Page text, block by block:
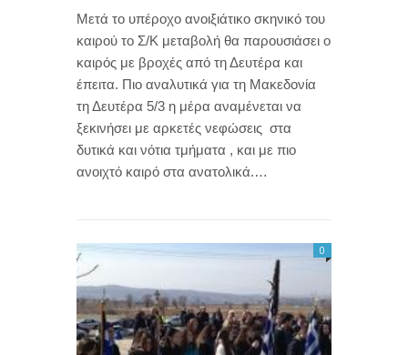
Μετά το υπέροχο ανοιξιάτικο σκηνικό του
καιρού το Σ/Κ μεταβολή θα παρουσιάσει ο
καιρός με βροχές από τη Δευτέρα και
έπειτα. Πιο αναλυτικά για τη Μακεδονία
τη Δευτέρα 5/3 η μέρα αναμένεται να
ξεκινήσει με αρκετές νεφώσεις στα
δυτικά και νότια τμήματα , και με πιο
ανοιχτό καιρό στα ανατολικά.…
0